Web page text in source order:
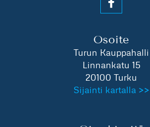
Osoite
Turun Kauppahalli
Linnankatu 15
20100 Turku
Sijainti kartalla >>